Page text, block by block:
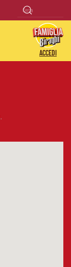
ACCEDI
.